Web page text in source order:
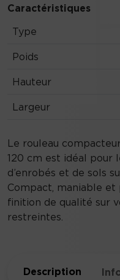
Caractéristiques
Type
Poids
Hauteur
Largeur
Le rouleau
120 cm est idéal pour
d’enrobés et de sols
Compact, maniable
finition de qualité sur
restreintes.
Description